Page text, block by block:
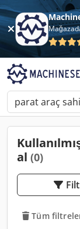
al (0)
Tüm